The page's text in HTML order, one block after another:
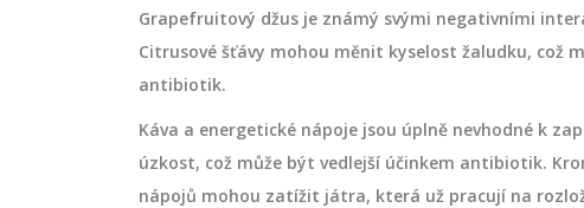
Grapefruitový džus je známý svými negativními
Citrusové šťávy mohou měnit kyselost žaludku, což
antibiotik.
Káva a energetické nápoje jsou úplně nevhodné k
úzkost, což může být vedlejší účinkem antibiotik.
nápojů mohou zatížit játra, která už pracují na